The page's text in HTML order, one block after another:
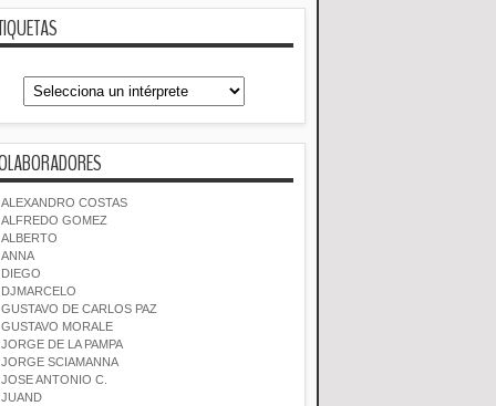
ALEXANDRO COSTAS
ALFREDO GOMEZ
ALBERTO
ANNA
DIEGO
DJMARCELO
GUSTAVO DE CARLOS PAZ
GUSTAVO MORALE
JORGE DE LA PAMPA
JORGE SCIAMANNA
JOSE ANTONIO C.
JUAND